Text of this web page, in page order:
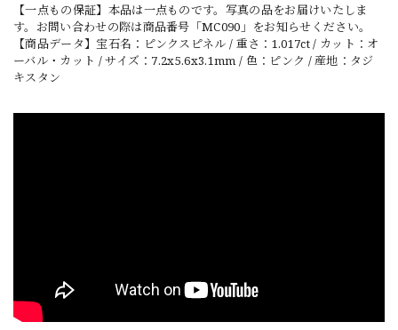
【一点もの保証】本品は一点ものです。写真の品をお届けいたしま
す。お問い合わせの際は商品番号「MC090」をお知らせください。
【商品データ】宝石名：ピンクスピネル / 重さ：1.017ct / カット：オ
ーバル・カット / サイズ：7.2x5.6x3.1mm / 色：ピンク / 産地：タジ
キスタン